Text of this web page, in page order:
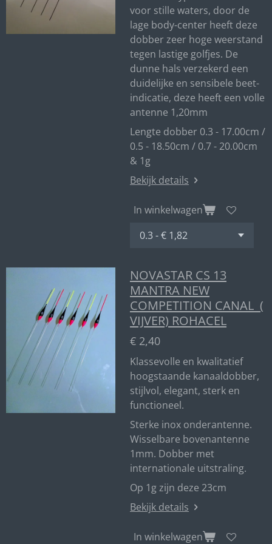
voor stille waters, door de
lage body-center heeft deze
dobber zeer hoge weerstand
tegen lastige golfjes. De
dunne hals verzekerd een
duidelijke en sensibele beet-
indicatie, deze heeft een volle
antenne 1,20mm
Lengte dobber 0.3 - 17.00cm /
0.5 - 18.50cm / 0.7 - 20.00cm
& 1g
Bekijk details
In winkelwagen
NOVASTAR CS 13
MANTRA NEW
COMPETITION CANAL (
VIJVER) ROHACEL
€ 2,40
Klassevolle en kwalitatief
hoogstaande kanaaldobber,
stijlvol, elegant, sterk en
functioneel.
Sterke inox onderantenne.
Wisselbare bovenantenne
1mm. Dobber met
internationale uitstraling.
Op 1g zijn deze 23cm
Bekijk details
In winkelwagen